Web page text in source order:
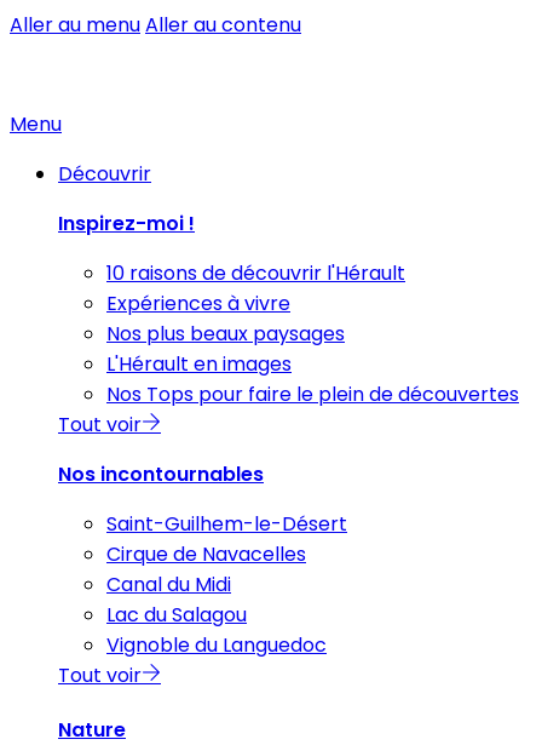
Aller au menuAller au contenu
Menu
Découvrir
Inspirez-moi !
10 raisons de découvrir l'Hérault
Expériences à vivre
Nos plus beaux paysages
L'Hérault en images
Nos Tops pour faire le plein de découvertes
Tout voir
Nos incontournables
Saint-Guilhem-le-Désert
Cirque de Navacelles
Canal du Midi
Lac du Salagou
Vignoble du Languedoc
Tout voir
Nature